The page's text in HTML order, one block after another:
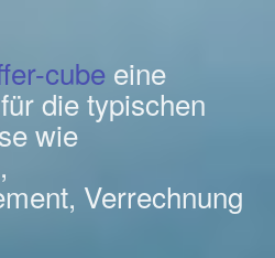
cube eine
die typischen
wie
Verrechnung